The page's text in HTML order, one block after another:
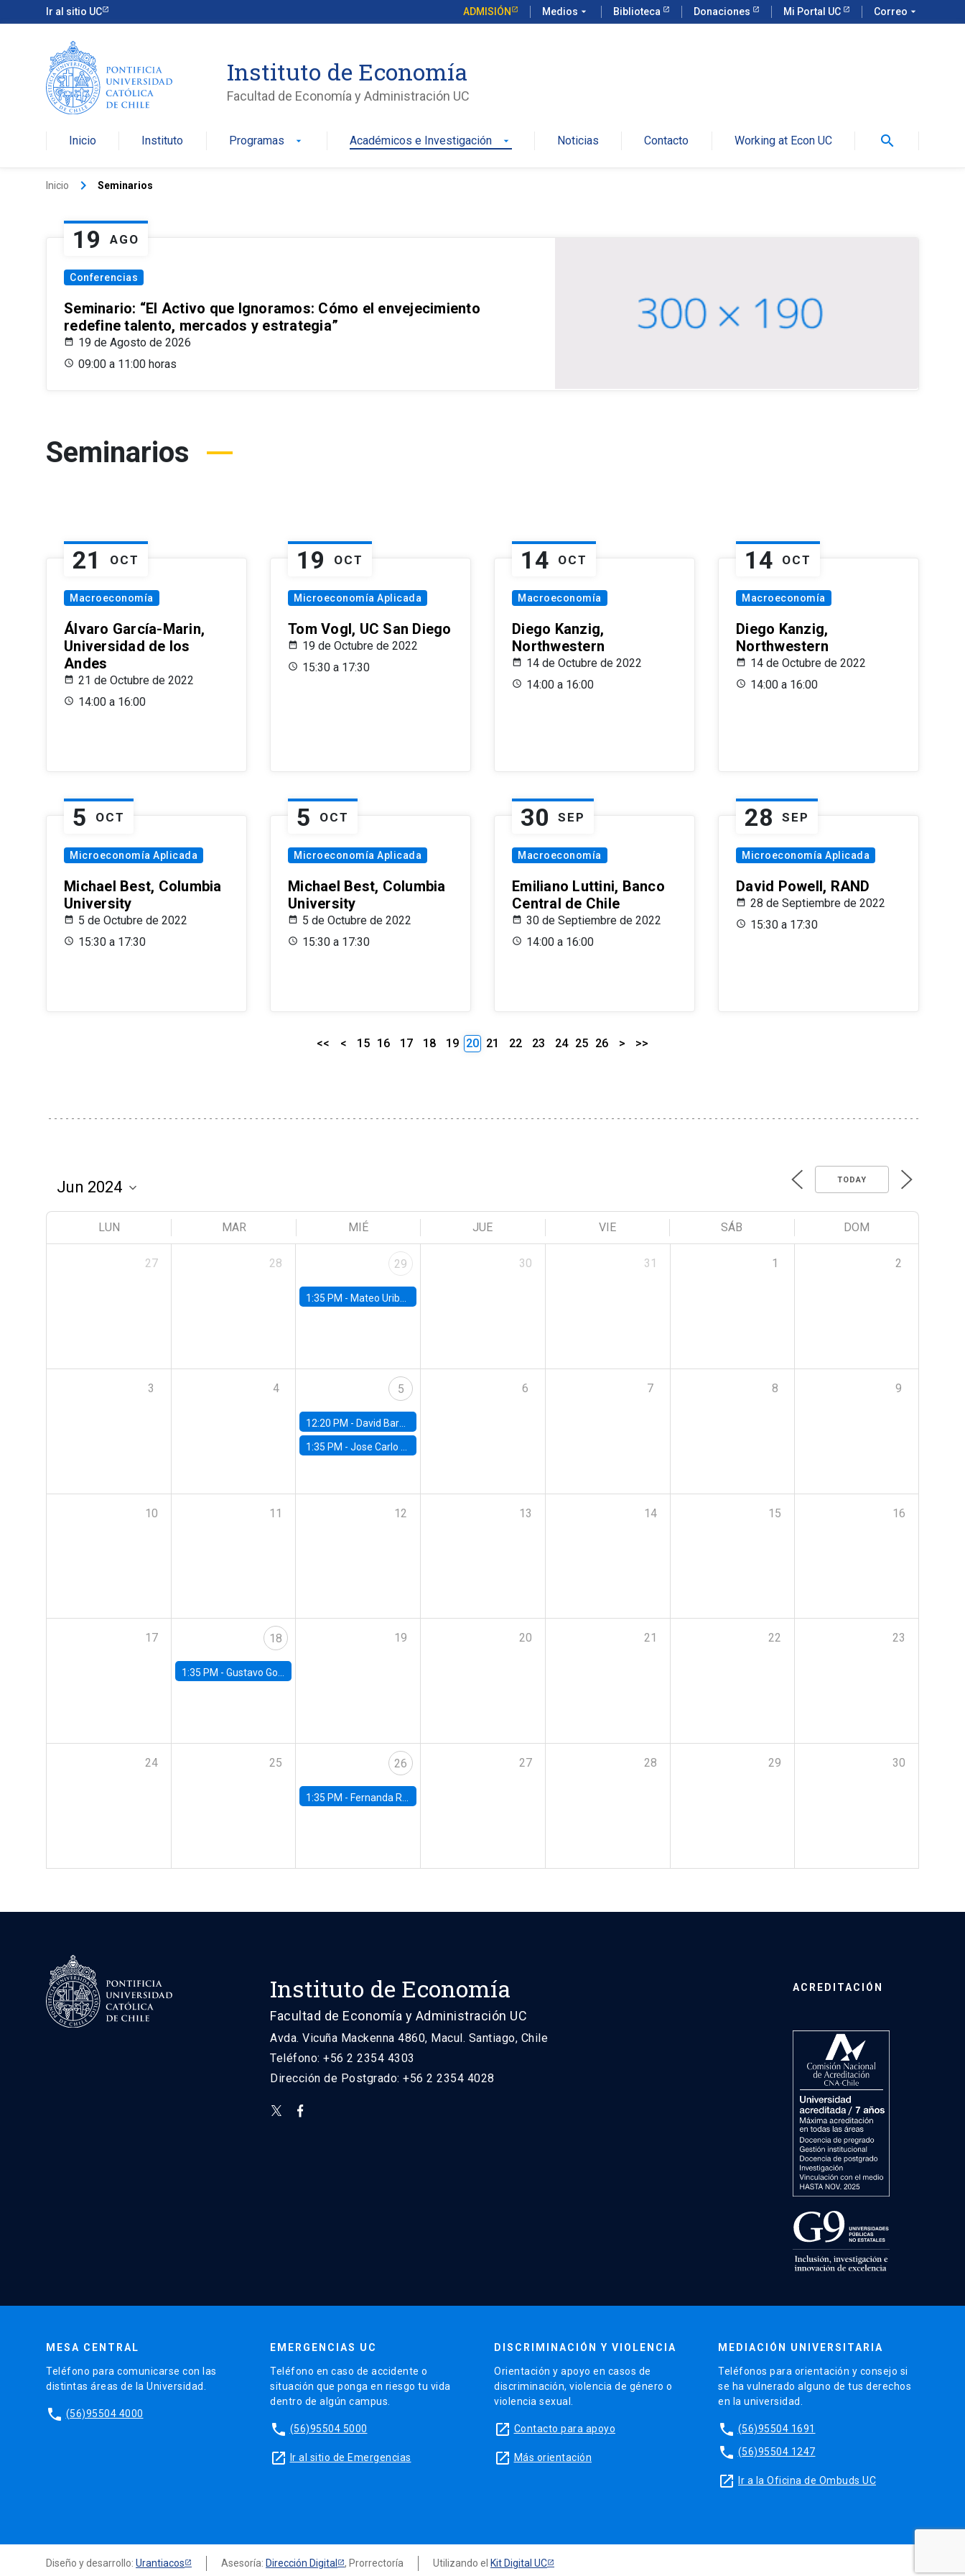
Ir al sitio UC ADMISIÓN Medios arrow_drop_down Biblioteca Donaciones Mi Portal UC Correo arrow_drop_down
Instituto de Economía
Facultad de Economía y Administración UC
Inicio Instituto Programas arrow_drop_down Académicos e Investigación arrow_drop_down Noticias Contacto Working at Econ UC search
Inicio keyboard_arrow_right Seminarios
19 AGO
Conferencias
Seminario: “El Activo que Ignoramos: Cómo el envejecimiento
redefine talento, mercados y estrategia”
19 de Agosto de 2026
09:00 a 11:00 horas
Seminarios
21 OCT
Macroeconomía
Álvaro García-Marin,
Universidad de los
Andes
21 de Octubre de 2022
14:00 a 16:00
19 OCT
Microeconomía Aplicada
Tom Vogl, UC San Diego
19 de Octubre de 2022
15:30 a 17:30
14 OCT
Macroeconomía
Diego Kanzig,
Northwestern
14 de Octubre de 2022
14:00 a 16:00
14 OCT
Macroeconomía
Diego Kanzig,
Northwestern
14 de Octubre de 2022
14:00 a 16:00
5 OCT
Microeconomía Aplicada
Michael Best, Columbia
University
5 de Octubre de 2022
15:30 a 17:30
5 OCT
Microeconomía Aplicada
Michael Best, Columbia
University
5 de Octubre de 2022
15:30 a 17:30
30 SEP
Macroeconomía
Emiliano Luttini, Banco
Central de Chile
30 de Septiembre de 2022
14:00 a 16:00
28 SEP
Microeconomía Aplicada
David Powell, RAND
28 de Septiembre de 2022
15:30 a 17:30
<< < 15 16 17 18 19 20 21 22 23 24 25 26 > >>
TODAY
LUN MAR MIÉ JUE VIE SÁB DOM
27 28 29
1:35 PM - Mateo Uribe-Castro, Universidad de los Andes (Colombia)
30 31 1 2
3 4 5
12:20 PM - David Bardey, Universidad de los Andes - CEDE
1:35 PM -Jose Carlo Bermudez, UC (ME) & World Bank
6 7 8 9
10 11 12 13 14 15 16
17 18
1:35 PM - Gustavo González, Banco Central de Chile
19 20 21 22 23
24 25 26
1:35 PM - Fernanda Rojas Ampuero, University of Wisconsin-Madison
27 28 29 30
Instituto de Economía
Facultad de Economía y Administración UC
Avda. Vicuña Mackenna 4860, Macul. Santiago, Chile
Teléfono: +56 2 2354 4303
Dirección de Postgrado: +56 2 2354 4028
ACREDITACIÓN
MESA CENTRAL
Teléfono para comunicarse con las
distintas áreas de la Universidad.
phone (56)95504 4000
EMERGENCIAS UC
Teléfono en caso de accidente o
situación que ponga en riesgo tu vida
dentro de algún campus.
phone (56)95504 5000
launch Ir al sitio de Emergencias
DISCRIMINACIÓN Y VIOLENCIA
Orientación y apoyo en casos de
discriminación, violencia de género o
violencia sexual.
launch Contacto para apoyo
launch Más orientación
MEDIACIÓN UNIVERSITARIA
Teléfonos para orientación y consejo si
se ha vulnerado alguno de tus derechos
en la universidad.
phone (56)95504 1691
phone (56)95504 1247
launch Ir a la Oficina de Ombuds UC
Diseño y desarrollo: Urantiacos Asesoría: Dirección Digital , Prorrectoría Utilizando el Kit Digital UC